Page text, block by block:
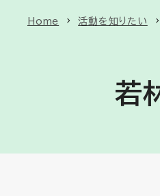
Home 活動を知りたい
若